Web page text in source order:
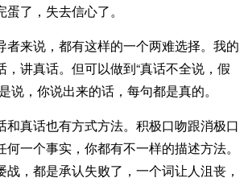
了，失去信心了。
者来说，都有这样的一个两难选择。我的
，讲真话。但可以做到“真话不全说，假
说，你说出来的话，每句都是真的。
和真话也有方式方法。积极口吻跟消极口
一个事实，你都有不一样的描述方法。
战，都是承认失败了，一个词让人沮丧，